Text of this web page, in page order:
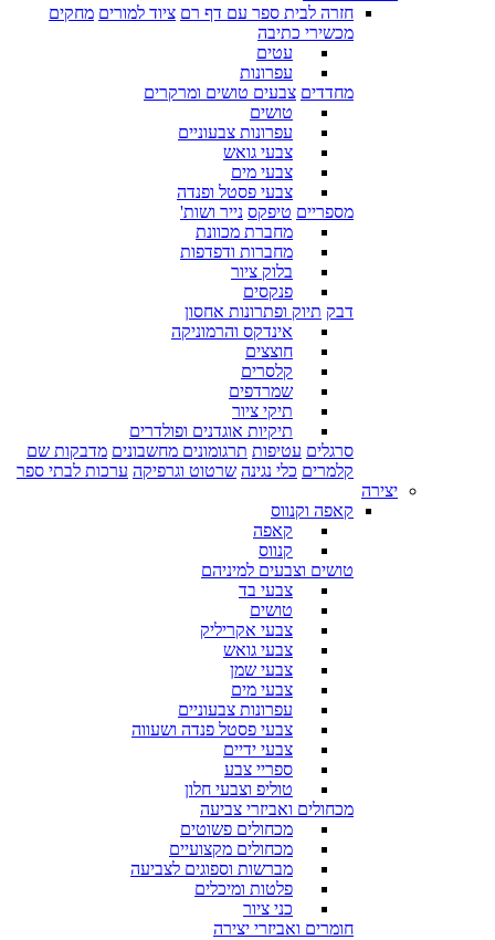
חזרה לבית ספר עם דף רם ציוד למורים מחקים
מכשירי כתיבה
עטים
עפרונות
מחדדים צבעים טושים ומרקרים
טושים
עפרונות צבעוניים
צבעי גואש
צבעי מים
צבעי פסטל ופנדה
מספריים טיפקס נייר ושות'
מחברת מכוונת
מחברות ודפדפות
בלוק ציור
פנקסים
דבק תיוק ופתרונות אחסון
אינדקס והרמוניקה
חוצצים
קלסרים
שמרדפים
תיקי ציור
תיקיות אוגדנים ופולדרים
סרגלים עטיפות תרגומונים מחשבונים מדבקות שם
קלמרים כלי נגינה שרטוט וגרפיקה ערכות לבתי ספר
יצירה
קאפה וקנווס
קאפה
קנווס
טושים וצבעים למיניהם
צבעי בד
טושים
צבעי אקריליק
צבעי גואש
צבעי שמן
צבעי מים
עפרונות צבעוניים
צבעי פסטל פנדה ושעווה
צבעי ידיים
ספריי צבע
טוליפ וצבעי חלון
מכחולים ואביזרי צביעה
מכחולים פשוטים
מכחולים מקצועיים
מברשות וספוגים לצביעה
פלטות ומיכלים
כני ציור
חומרים ואביזרי יצירה